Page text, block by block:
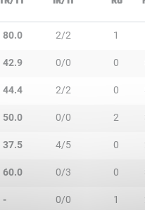
80.0 2/2 1
42.9 0/0 0
44.4 2/2 0
50.0 0/0 2
37.5 4/5 0
60.0 0/3 0
- 0/0 1